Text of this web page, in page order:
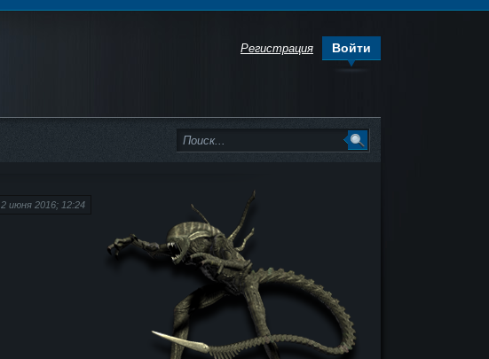
Регистрация Войти
2 июня 2016; 12:24